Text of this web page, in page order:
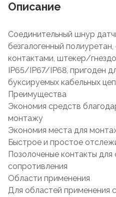
Описание
Соединительный шнур
безгалогенный
контактами, штекер/
IP65/IP67/IP68, пригоден
буксируемых кабельных
Преимущества
Экономия средств
монтажу
Экономия места для
Быстрое и простое
Позолоченые контакты
сопротивления
Области применения
Для областей применения